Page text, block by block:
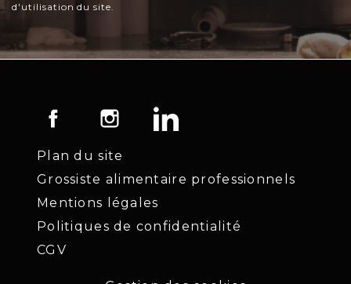
d'utilisation du site.
Facebook Instagram
Plan du site
Grossiste alimentaire professionnels
Mentions légales
Politiques de confidentialité
CGV